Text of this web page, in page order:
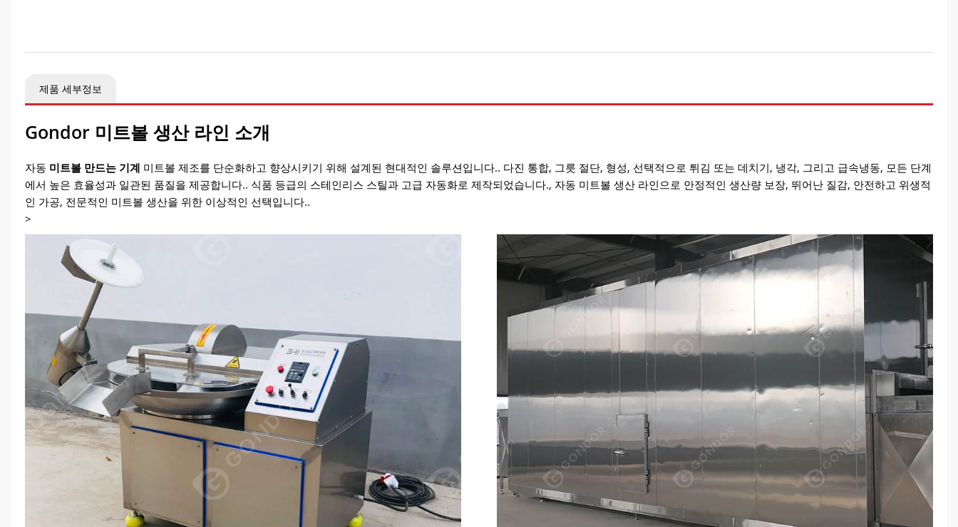
제품 세부정보
Gondor 미트볼 생산 라인 소개
자동 미트볼 만드는 기계 미트볼 제조를 단순화하고 향상시키기 위해 설계된 현대적인 솔루션입니다.. 다진 통합, 그릇 절단, 형성, 선택적으로 튀김 또는 데치기, 냉각, 그리고 급속냉동, 모든 단계
에서 높은 효율성과 일관된 품질을 제공합니다.. 식품 등급의 스테인리스 스틸과 고급 자동화로 제작되었습니다., 자동 미트볼 생산 라인으로 안정적인 생산량 보장, 뛰어난 질감, 안전하고 위생적
인 ​​가공, 전문적인 미트볼 생산을 위한 이상적인 선택입니다..
>